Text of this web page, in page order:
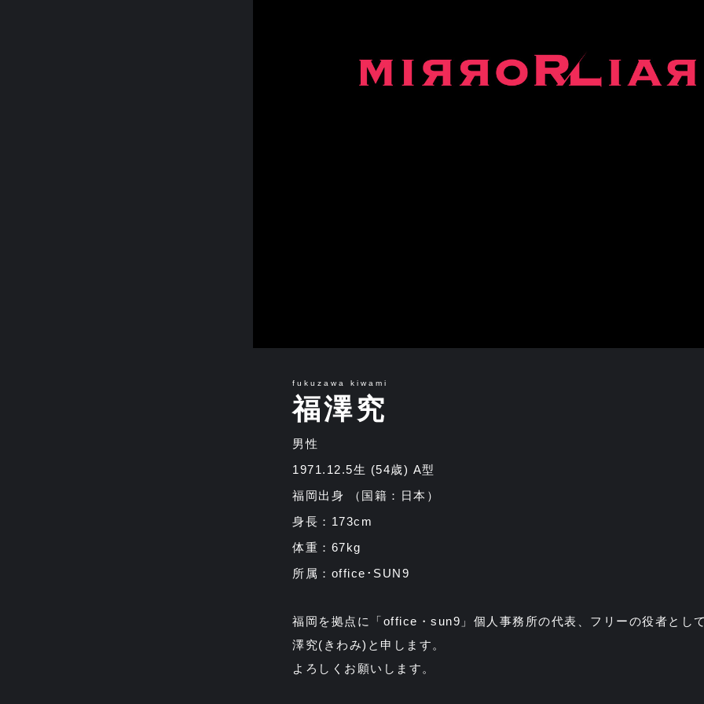
fukuzawa kiwami
福澤究
男性
1971.12.5生 (54歳) A型
福岡出身 （国籍：日本）
身長：173cm
体重：67kg
所属：office･SUN9
福岡を拠点に「office・sun9」個人事務所の代表、フリーの役者とし
澤究(きわみ)と申します。
よろしくお願いします。